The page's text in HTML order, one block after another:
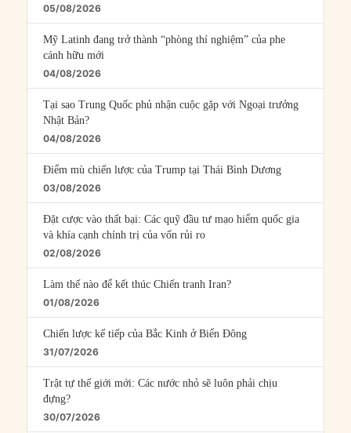
05/08/2026
Mỹ Latinh đang trở thành “phòng thí nghiệm” của phe
cánh hữu mới
04/08/2026
Tại sao Trung Quốc phủ nhận cuộc gặp với Ngoại trưởng
Nhật Bản?
04/08/2026
Điểm mù chiến lược của Trump tại Thái Bình Dương
03/08/2026
Đặt cược vào thất bại: Các quỹ đầu tư mạo hiểm quốc gia
và khía cạnh chính trị của vốn rủi ro
02/08/2026
Làm thế nào để kết thúc Chiến tranh Iran?
01/08/2026
Chiến lược kế tiếp của Bắc Kinh ở Biển Đông
31/07/2026
Trật tự thế giới mới: Các nước nhỏ sẽ luôn phải chịu
đựng?
30/07/2026